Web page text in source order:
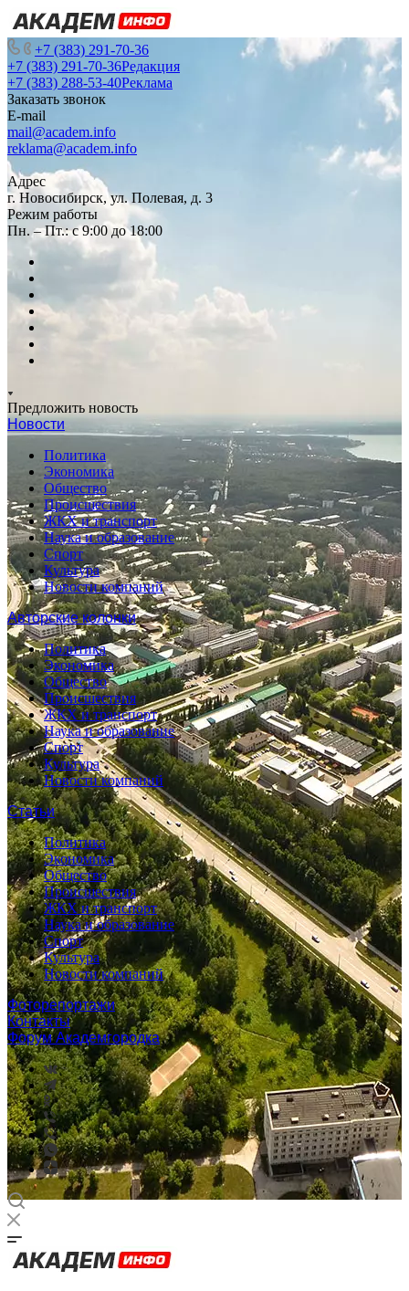
+7 (383) 291-70-36
+7 (383) 291-70-36Редакция
+7 (383) 288-53-40Реклама
Заказать звонок
E-mail
mail@academ.info
reklama@academ.info
Адрес
г. Новосибирск, ул. Полевая, д. 3
Режим работы
Пн. – Пт.: с 9:00 до 18:00
Предложить новость
Новости
Политика
Экономика
Общество
Происшествия
ЖКХ и транспорт
Наука и образование
Спорт
Культура
Новости компаний
Авторские колонки
Политика
Экономика
Общество
Происшествия
ЖКХ и транспорт
Наука и образование
Спорт
Культура
Новости компаний
Статьи
Политика
Экономика
Общество
Происшествия
ЖКХ и транспорт
Наука и образование
Спорт
Культура
Новости компаний
Фоторепортажи
Контакты
Форум Академгородка